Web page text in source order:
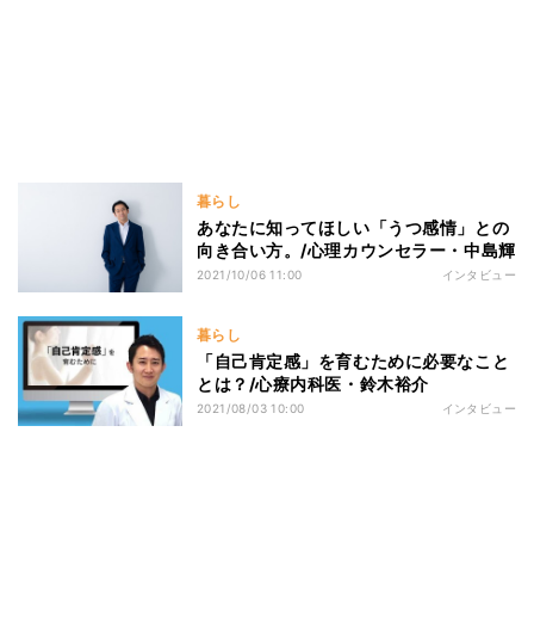
暮らし
あなたに知ってほしい「うつ感情」との
向き合い方。/心理カウンセラー・中島輝
2021/10/06 11:00 インタビュー
暮らし
「自己肯定感」を育むために必要なこと
とは？/心療内科医・鈴木裕介
2021/08/03 10:00 インタビュー